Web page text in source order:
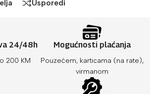
Usporedi
24/48h
200 KM
Mogućnosti plaćanja
Pouzećem, karticama (na rate),
virmanom